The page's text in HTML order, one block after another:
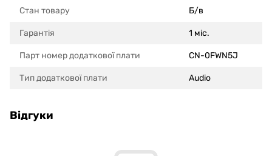
Стан товару Б/в
Гарантія 1 міс.
Парт номер додаткової плати CN-0FWN5J
Тип додаткової плати Audio
Відгуки